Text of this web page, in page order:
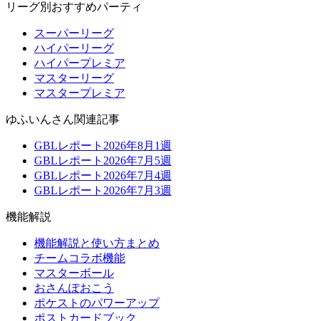
リーグ別おすすめパーティ
スーパーリーグ
ハイパーリーグ
ハイパープレミア
マスターリーグ
マスタープレミア
ゆふいんさん関連記事
GBLレポート2026年8月1週
GBLレポート2026年7月5週
GBLレポート2026年7月4週
GBLレポート2026年7月3週
機能解説
機能解説と使い方まとめ
チームコラボ機能
マスターボール
おさんぽおこう
ポケストのパワーアップ
ポストカードブック